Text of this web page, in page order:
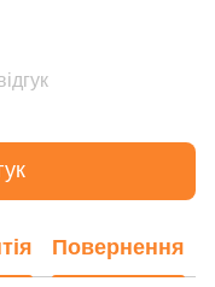
Повернення